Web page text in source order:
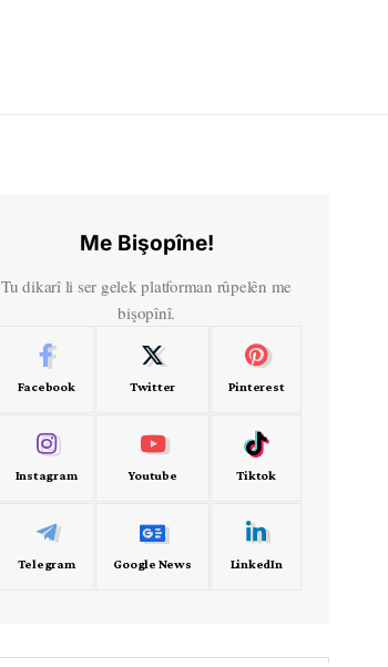
Me Bişopîne!
Tu dikarî li ser gelek platforman rûpelên me
bişopînî.
Facebook Twitter Pinterest
Instagram Youtube Tiktok
Telegram Google News LinkedIn